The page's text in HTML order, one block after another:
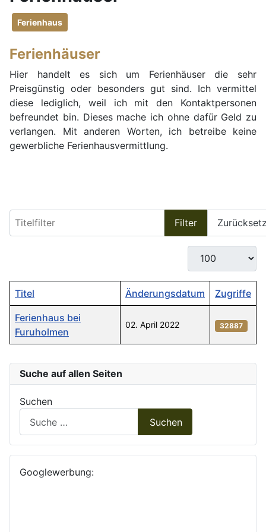
Ferienhaus
Ferienhäuser
Hier handelt es sich um Ferienhäuser die sehr
Preisgünstig oder besonders gut sind. Ich vermittel
diese lediglich, weil ich mit den Kontaktpersonen
befreundet bin. Dieses mache ich ohne dafür Geld zu
verlangen. Mit anderen Worten, ich betreibe keine
gewerbliche Ferienhausvermittlung.
Filter
Anzeige #
Titel Änderungsdatum Zugriffe
Ferienhaus bei
Furuholmen
02. April 2022 32887
Suche auf allen Seiten
Suchen
Suchen
Googlewerbung: